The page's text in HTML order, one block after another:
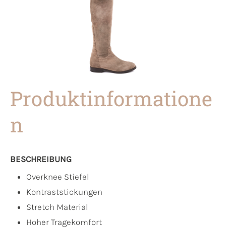
Produktinformatione
n
BESCHREIBUNG
Overknee Stiefel
Kontraststickungen
Stretch Material
Hoher Tragekomfort